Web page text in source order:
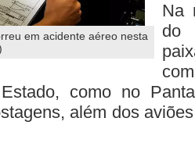
em acidente aéreo nesta
Na
do
como no
além dos